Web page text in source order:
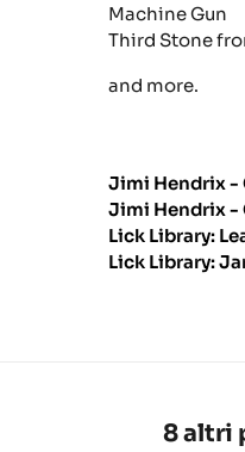
Machine Gun
Third Stone
and more.
Jimi Hendrix -
Jimi Hendrix -
Lick Library:
Lick Library:
8 altri